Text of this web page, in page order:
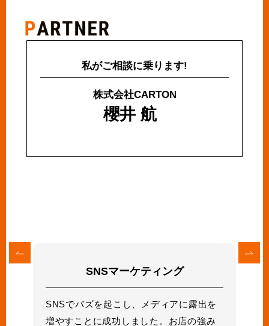
私がご相談に乗ります!
株式会社CARTON
櫻井 航
SNSマーケティング
SNSでバズを起こし、メディアに露出を
増やすことに成功しました。お店の強み